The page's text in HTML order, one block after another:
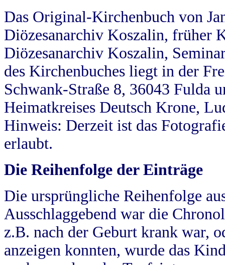
Das Original-Kirchenbuch von
Diözesanarchiv Koszalin, früher
Diözesanarchiv Koszalin,
des Kirchenbuches liegt in der
Schwank-Straße 8, 36043 Fulda
Heimatkreises Deutsch Krone,
Hinweis: Derzeit ist das
erlaubt.
Die Reihenfolge der Einträge
Die ursprüngliche Reihenfolge
Ausschlaggebend war die
z.B. nach der Geburt krank war,
anzeigen konnten, wurde das